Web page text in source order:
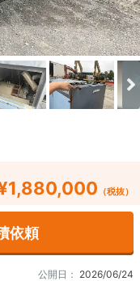
（税抜）
依頼
公開日： 2026/06/24